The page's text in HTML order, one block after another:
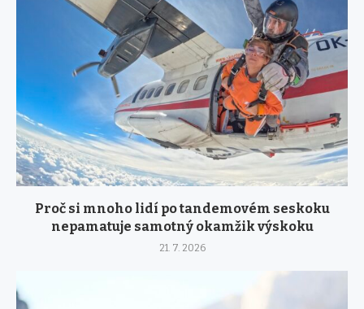
Proč si mnoho lidí po tandemovém seskoku
nepamatuje samotný okamžik výskoku
21. 7. 2026